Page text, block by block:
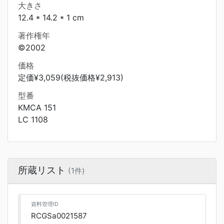
大きさ
12.4 * 14.2 * 1 cm
著作権年
©2002
価格
定価¥3,059(税抜価格¥2,913)
型番
KMCA 151
LC 1108
所蔵リスト (1件)
資料管理ID
RCGSa0021587